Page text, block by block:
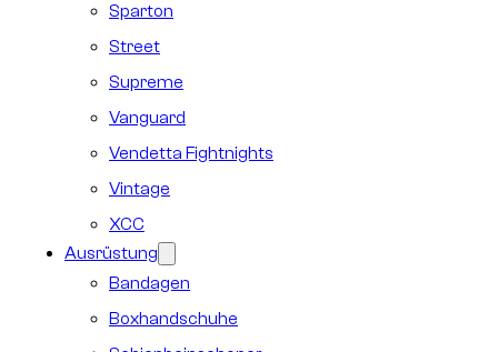
Sparton
Street
Supreme
Vanguard
Vendetta Fightnights
Vintage
XCC
Ausrüstung
Bandagen
Boxhandschuhe